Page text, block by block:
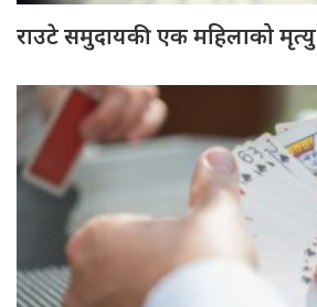
राउटे समुदायकी एक महिलाको मृत्यु